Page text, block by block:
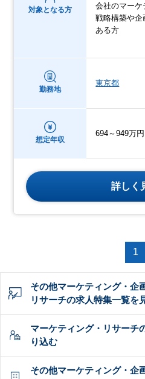
対象となる方
会社のマーケ
戦略構築や企
ある方
勤務地
東京都
想定年収
694～949万円
詳しく
1
その他マーケティング・企
リサーチの求人特集一覧を
マーケティング・リサーチ
り込む
その他マーケティング・企